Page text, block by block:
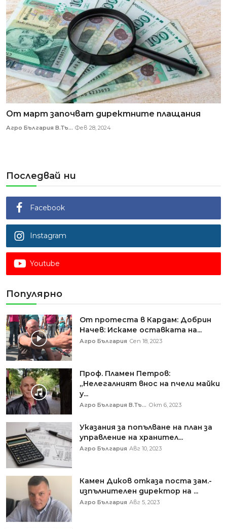
От март започват директните плащания
Агро България В.Тъ... Фев 28, 2024
Последвай ни
Facebook
Instagram
Youtube
Популярно
От протеста в Кардам: Добрин
Начев: Искаме оставката на...
Агро България Сеп 18, 2023
Проф. Пламен Петров:
„Нелегалният внос на пчели майки
у...
Агро България В.Тъ... Окт 6, 2023
Указания за попълване на план за
управление на хранител...
Агро България Авг 10, 2023
Камен Диков отказа поста зам.-
изпълнителен директор на ...
Агро България Авг 5, 2023